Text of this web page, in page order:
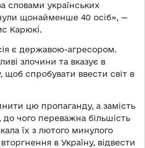
словами українських
щонайменше 40 осіб», —
Карюкі.
є державою-агресором.
злочини та вказує в
щоб спробувати ввести світ в
цю пропаганду, а замість
до чого переважна більшість
їх з лютого минулого
в Україну, відвести